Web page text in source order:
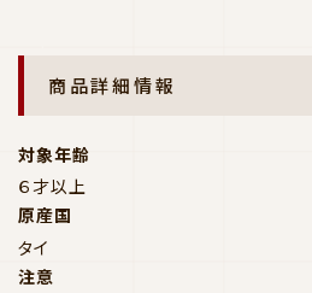
商品詳細情報
対象年齢
６才以上
原産国
タイ
注意